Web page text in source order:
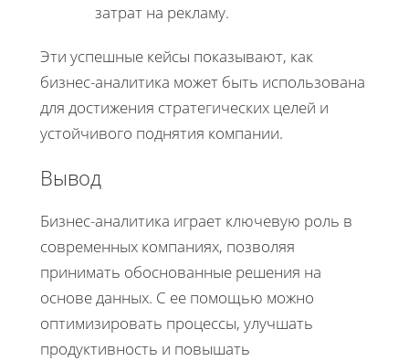
затрат на рекламу.
Эти успешные кейсы показывают, как
бизнес-аналитика может быть использована
для достижения стратегических целей и
устойчивого поднятия компании.
Вывод
Бизнес-аналитика играет ключевую роль в
современных компаниях, позволяя
принимать обоснованные решения на
основе данных. С ее помощью можно
оптимизировать процессы, улучшать
продуктивность и повышать